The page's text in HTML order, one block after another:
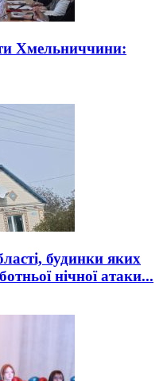
Хмельниччини:
будинки яких
нічної атаки...